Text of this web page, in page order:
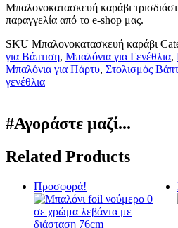
Μπαλονοκατασκευή καράβι
παραγγελία από το e-shop μας.
SKU Μπαλονοκατασκευή καράβι
για Βάπτιση, Μπαλόνια για Γενέθλια,
Μπαλόνια για Πάρτυ, Στολισμός
γενέθλια
#Αγοράστε μαζί...
Related Products
Προσφορά!